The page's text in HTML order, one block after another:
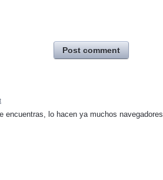
Post comment
encuentras, lo hacen ya muchos navegadores